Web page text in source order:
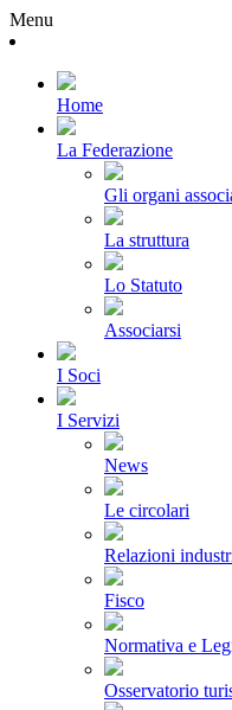
Menu
Home
La Federazione
Gli organi
La struttura
Lo Statuto
Associarsi
I Soci
I Servizi
News
Le circolari
Relazioni
Fisco
Normativa e
Osservatorio